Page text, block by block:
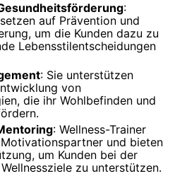
:
auf Prävention und
um die Kunden dazu zu
Lebensstilentscheidungen
: Sie unterstützen
von
die ihr Wohlbefinden und
: Wellness-Trainer
und bieten
um Kunden bei der
zu unterstützen.